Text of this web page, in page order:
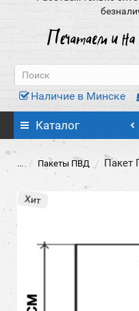
Наличие в Минске
Каталог
... Пакеты ПВД Пакет
Хит